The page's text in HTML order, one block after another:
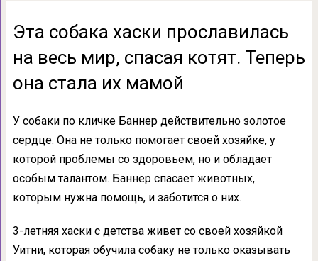
Эта собака хаски прославилась
на весь мир, спасая котят. Теперь
она стала их мамой
У собаки по кличке Баннер действительно золотое
сердце. Она не только помогает своей хозяйке, у
которой проблемы со здоровьем, но и обладает
особым талантом. Баннер спасает животных,
которым нужна помощь, и заботится о них.
3-летняя хаски с детства живет со своей хозяйкой
Уитни, которая обучила собаку не только оказывать